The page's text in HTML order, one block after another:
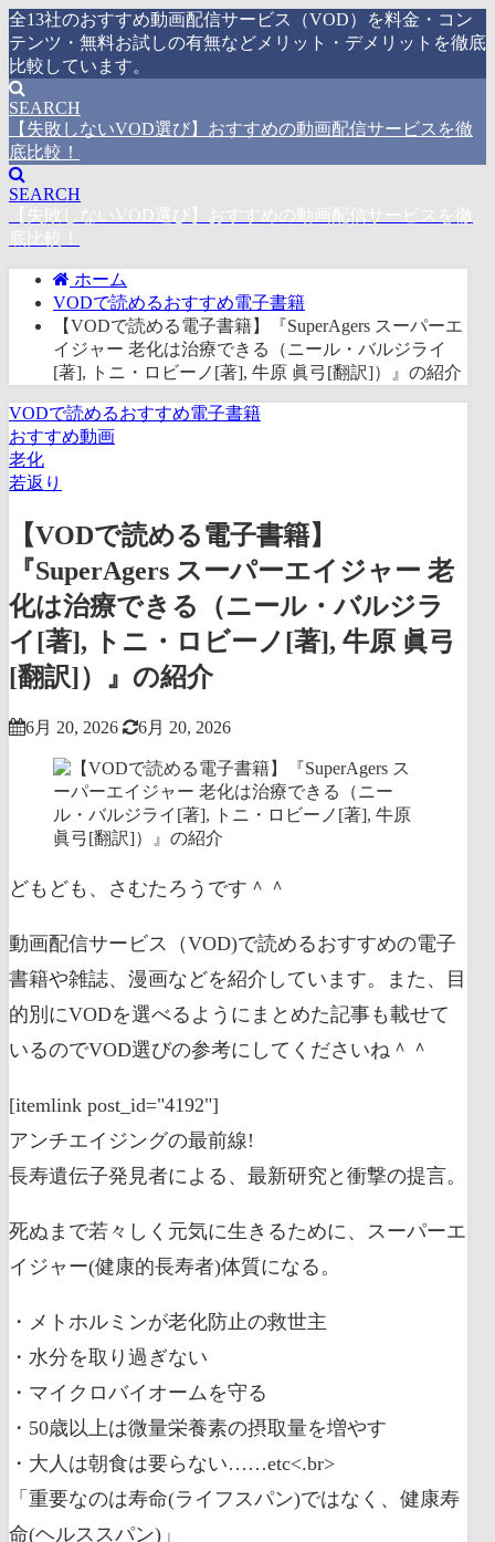
全13社のおすすめ動画配信サービス（VOD）を料金・コン
テンツ・無料お試しの有無などメリット・デメリットを徹底
比較しています。
SEARCH
【失敗しないVOD選び】おすすめの動画配信サービスを徹
底比較！
SEARCH
【失敗しないVOD選び】おすすめの動画配信サービスを徹
底比較！
ホーム
VODで読めるおすすめ電子書籍
【VODで読める電子書籍】『SuperAgers スーパーエ
イジャー 老化は治療できる（ニール・バルジライ
[著], トニ・ロビーノ[著], 牛原 眞弓[翻訳]）』の紹介
VODで読めるおすすめ電子書籍
おすすめ動画
老化
若返り
【VODで読める電子書籍】
『SuperAgers スーパーエイジャー 老
化は治療できる（ニール・バルジラ
イ[著], トニ・ロビーノ[著], 牛原 眞弓
[翻訳]）』の紹介
6月 20, 2026 6月 20, 2026
どもども、さむたろうです＾＾
動画配信サービス（VOD)で読めるおすすめの電子
書籍や雑誌、漫画などを紹介しています。また、目
的別にVODを選べるようにまとめた記事も載せて
いるのでVOD選びの参考にしてくださいね＾＾
[itemlink post_id="4192"]
アンチエイジングの最前線!
長寿遺伝子発見者による、最新研究と衝撃の提言。
死ぬまで若々しく元気に生きるために、スーパーエ
イジャー(健康的長寿者)体質になる。
・メトホルミンが老化防止の救世主
・水分を取り過ぎない
・マイクロバイオームを守る
・50歳以上は微量栄養素の摂取量を増やす
・大人は朝食は要らない……etc<.br>
「重要なのは寿命(ライフスパン)ではなく、健康寿
命(ヘルススパン)」